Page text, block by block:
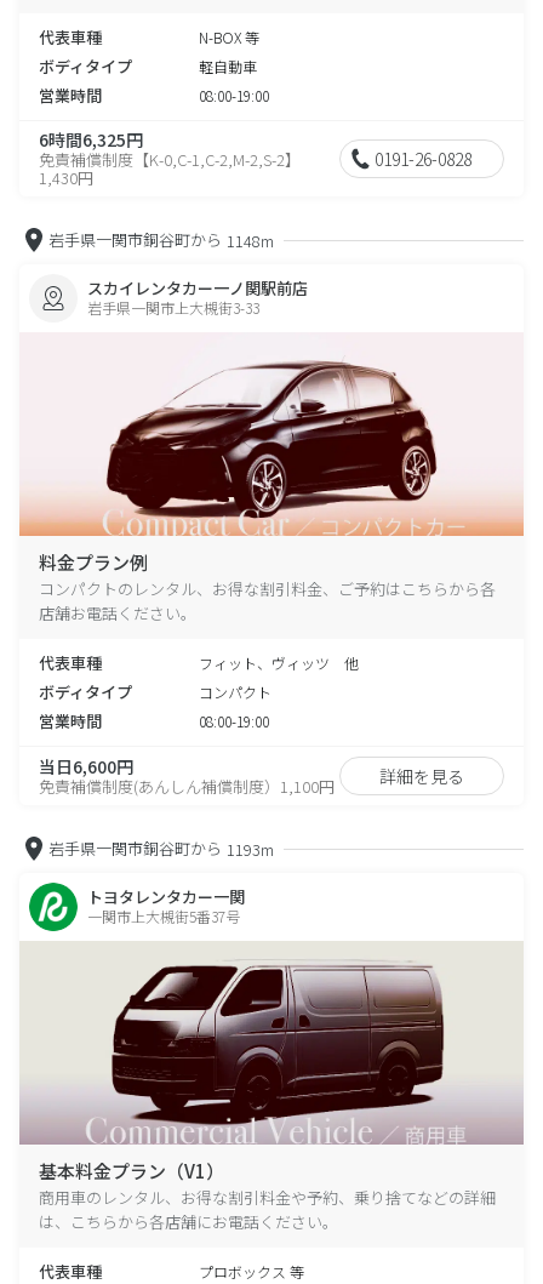
代表車種 N-BOX 等
ボディタイプ 軽自動車
営業時間 08:00-19:00
6時間6,325円
免責補償制度【K-0,C-1,C-2,M-2,S-2】
1,430円
0191-26-0828
岩手県一関市銅谷町から 1148m
スカイレンタカー一ノ関駅前店
岩手県一関市上大槻街3-33
料金プラン例
コンパクトのレンタル、お得な割引料金、ご予約はこちらから各
店舗お電話ください。
代表車種 フィット、ヴィッツ 他
ボディタイプ コンパクト
営業時間 08:00-19:00
当日6,600円
免責補償制度(あんしん補償制度）1,100円 詳細を見る
岩手県一関市銅谷町から 1193m
トヨタレンタカー一関
一関市上大槻街5番37号
基本料金プラン（V1）
商用車のレンタル、お得な割引料金や予約、乗り捨てなどの詳細
は、こちらから各店舗にお電話ください。
代表車種 プロボックス 等